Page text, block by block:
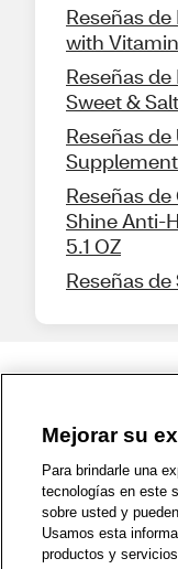
Reseñas
with
Reseñas
Sweet &
Reseñas
Reseñas
Shine Anti-
5.1 OZ
Reseñas
1-800-679-9691 |
Política de
Zona de
Mejorar su
Para brindarle una
tecnologías en este
sobre usted y
Usamos esta
productos y